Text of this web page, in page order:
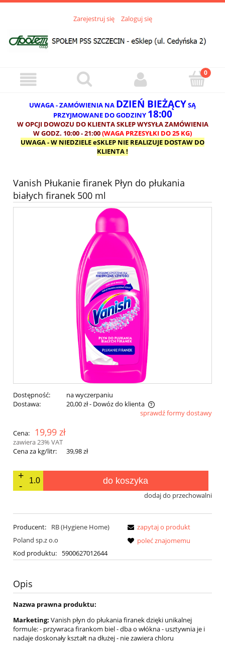
Zarejestruj się Zaloguj się
UWAGA - ZAMÓWIENIA NA DZIEŃ BIEŻĄCYSĄ
PRZYJMOWANE DO GODZINY 18:00
W OPCJI DOWOZU DO KLIENTA SKLEP WYSYŁA ZAMÓWIENIA
W GODZ. 10:00 - 21:00(WAGA PRZESYŁKI DO 25 KG)
UWAGA - W NIEDZIELE eSKLEP NIE REALIZUJE DOSTAW DO
KLIENTA !
Vanish Płukanie firanek Płyn do płukania
białych firanek 500 ml
Dostępność:
na wyczerpaniu
Dostawa:
20,00 zł- Dowóz do klienta
Cena nie zawiera ewentualnych kosztów płatnościsprawdź formy dostawy
Cena: 19,99 zł
zawiera 23% VAT
Cena za kg/litr:
39,98 zł
do koszyka
dodaj do przechowalni
Producent:
RB (Hygiene Home)
Poland sp.z o.o
Kod produktu:
5900627012644
zapytaj o produkt
poleć znajomemu
Opis
Nazwa prawna produktu:
Marketing: Vanish płyn do płukania firanek dzięki unikalnej
formule: - przywraca firankom biel - dba o włókna - usztywnia je i
nadaje doskonały kształt na dłużej - nie zawiera chloru